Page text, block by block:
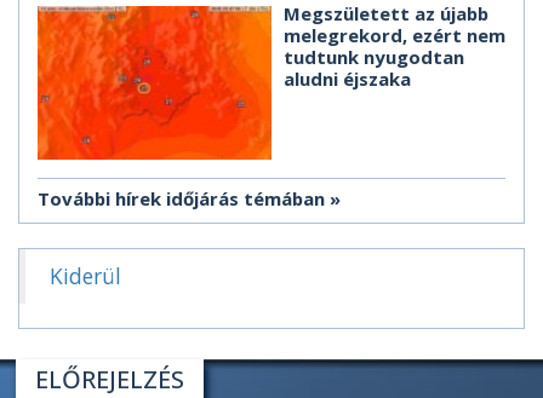
Megszületett az újabb
melegrekord, ezért nem
tudtunk nyugodtan
aludni éjszaka
További hírek időjárás témában
Kiderül
ELŐREJELZÉS